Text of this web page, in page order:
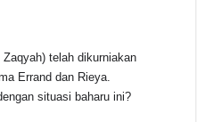
telah dikurniakan
Errand dan Rieya.
situasi baharu ini?